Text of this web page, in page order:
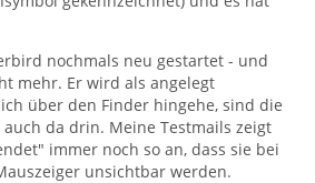
nochmals neu gestartet - und
mehr. Er wird als angelegt
über den Finder hingehe, sind die
da drin. Meine Testmails zeigt
immer noch so an, dass sie bei
unsichtbar werden.